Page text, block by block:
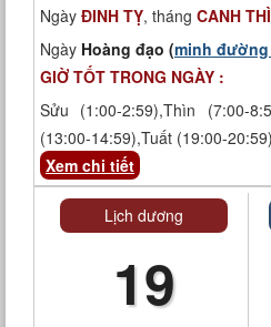
Ngày ĐINH TỴ, tháng CANH
Ngày Hoàng đạo (minh
GIỜ TỐT TRONG NGÀY :
Sửu (1:00-2:59),Thìn (7:00-
(13:00-14:59),Tuất (19:00-
Xem chi tiết
Lịch dương
19